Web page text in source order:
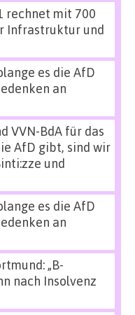
rechnet mit 700
Infrastruktur und
es die AfD
an
VVN-BdA für das
AfD gibt, sind wir
und
es die AfD
an
„B-
nach Insolvenz